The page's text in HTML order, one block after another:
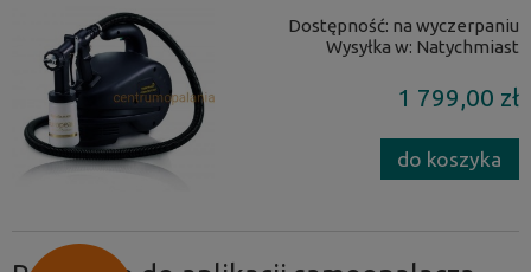
Dostępność: na wyczerpaniu
Wysyłka w: Natychmiast
1 799,00 zł
do koszyka